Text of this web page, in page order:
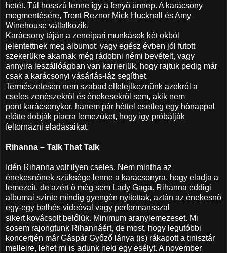
hetét. Túl hosszú lenne így a fenyő ünnep. A karácsony
megmentésére, Trent Reznor Mick Hucknall és Amy
Winehouse vállalkozik.
Karácsony táján a zeneipari munkások két okból
jelentettnek meg albumot: vagy egész évben jól futott
szekerükre akarnak még rádobni némi bevételt, vagy
annyira leszállóágban van karrierjük, hogy rajtuk pedig már
csak a karácsonyi vásárlás-láz segíthet.
Természetesen nem szabad elfelejtkeznünk azokról a
cseles zenészekről és énekesekről sem, akik nem
pont karácsonykor, hanem pár héttel esetleg egy hónappal
előtte dobják piacra lemezüket, hogy így próbálják
feltornázni eladásaikat.
Rihanna – Talk That Talk
Idén Rihanna volt ilyen cseles. Nem mintha az
énekesnőnek szüksége lenne a karácsonyra, hogy eladja a
lemezeit, de azért ő még sem Lady Gaga. Rihanna eddigi
albumai szinte mindig gyengén nyitottak, aztán az énekesnő
egy-egy balhés videóval vagy performansszal
sikert kovácsolt belőlük. Minimum aranylemezeset. Mi
sosem rajongtunk Rihannáért, de most, hogy legutóbbi
koncertjén már Gáspár Győző lánya (is) rákapott a tinisztár
melleire, lehet mi is adunk neki egy esélyt. A november